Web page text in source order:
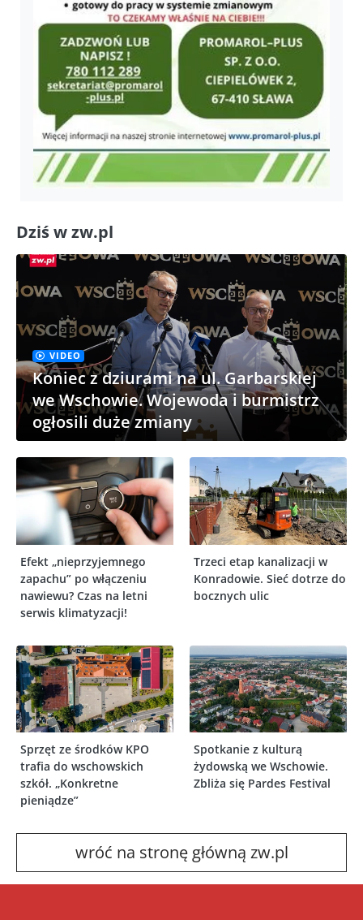
Dziś w zw.pl
VIDEO
Koniec z dziurami na ul. Garbarskiej
we Wschowie. Wojewoda i burmistrz
ogłosili duże zmiany
Efekt „nieprzyjemnego
zapachu” po włączeniu
nawiewu? Czas na letni
serwis klimatyzacji!
Trzeci etap kanalizacji w
Konradowie. Sieć dotrze do
bocznych ulic
Sprzęt ze środków KPO
trafia do wschowskich
szkół. „Konkretne
pieniądze”
Spotkanie z kulturą
żydowską we Wschowie.
Zbliża się Pardes Festival
wróć na stronę główną zw.pl